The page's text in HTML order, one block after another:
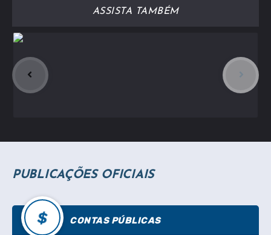
ASSISTA TAMBÉM
PUBLICAÇÕES OFICIAIS
CONTAS PÚBLICAS